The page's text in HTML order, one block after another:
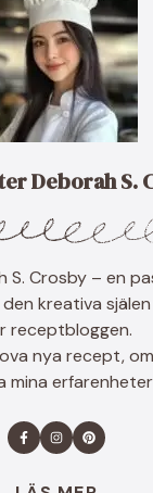
Deborah S.
S. Crosby – en
kreativa
receptbloggen.
nya recept,
mina